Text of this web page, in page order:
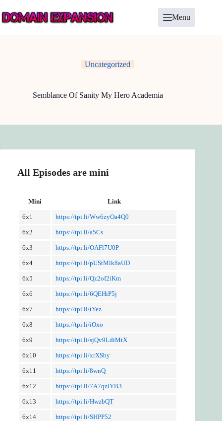
to
content
Menu
Uncategorized
Semblance Of Sanity My Hero Academia
All Episodes are mini
Mini Link
6x1 https://tpi.li/Ww6zyOa4Q0
6x2 https://tpi.li/a5Cs
6x3 https://tpi.li/OAFl7U0P
6x4 https://tpi.li/pUStMlk8aUD
6x5 https://tpi.li/Qz2of2iKm
6x6 https://tpi.li/6QEHiP5j
6x7 https://tpi.li/tYez
6x8 https://tpi.li/iOxo
6x9 https://tpi.li/sjQv9LdiMtX
6x10 https://tpi.li/xrXSby
6x11 https://tpi.li/8wnQ
6x12 https://tpi.li/7A7qzlYB3
6x13 https://tpi.li/HwzbQT
6x14 https://tpi.li/SHPP52